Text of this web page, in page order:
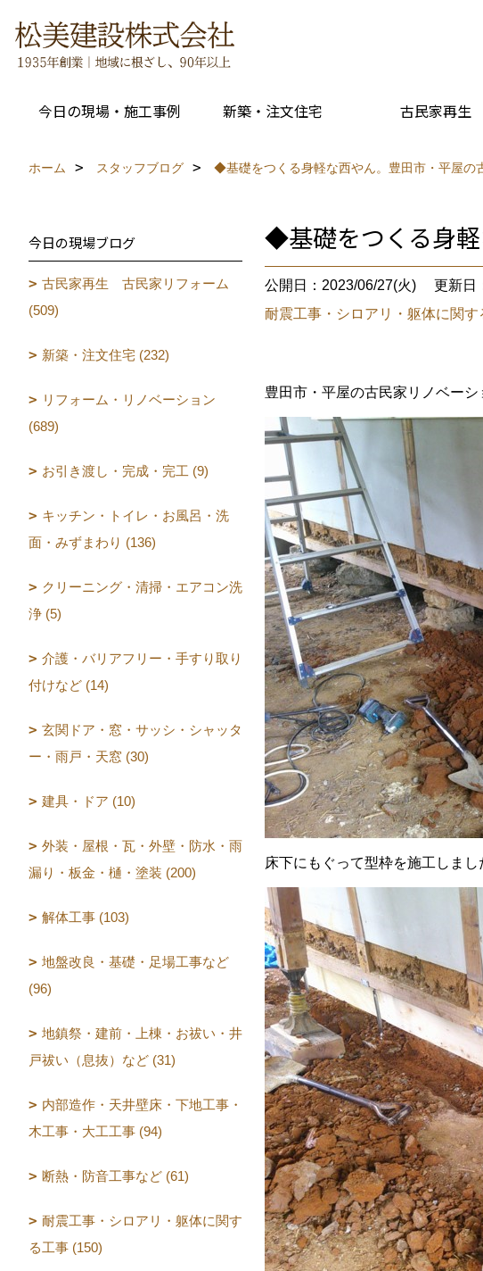
今日の現場・施工事例 新築・注文住宅 古民家再生
ホーム スタッフブログ ◆基礎をつくる身軽な西やん。豊田市・平屋の
◆基礎をつくる身
公開日：2023/06/27(火) 更新日
耐震工事・シロアリ・躯体に関す
豊田市・平屋の古民家リノベー
床下にもぐって型枠を施工しまし
今日の現場ブログ
古民家再生 古民家リフォーム
(509)
新築・注文住宅 (232)
リフォーム・リノベーション
(689)
お引き渡し・完成・完工 (9)
キッチン・トイレ・お風呂・洗
面・みずまわり (136)
クリーニング・清掃・エアコン洗
浄 (5)
介護・バリアフリー・手すり取り
付けなど (14)
玄関ドア・窓・サッシ・シャッタ
ー・雨戸・天窓 (30)
建具・ドア (10)
外装・屋根・瓦・外壁・防水・雨
漏り・板金・樋・塗装 (200)
解体工事 (103)
地盤改良・基礎・足場工事など
(96)
地鎮祭・建前・上棟・お祓い・井
戸祓い（息抜）など (31)
内部造作・天井壁床・下地工事・
木工事・大工工事 (94)
断熱・防音工事など (61)
耐震工事・シロアリ・躯体に関す
る工事 (150)